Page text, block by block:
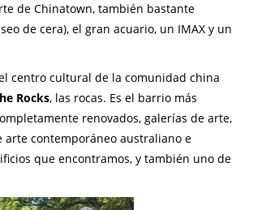
de Chinatown, también bastante
de cera), el gran acuario, un IMAX y un
centro cultural de la comunidad china
Rocks, las rocas. Es el barrio más
renovados, galerías de arte,
arte contemporáneo australiano e
que encontramos, y también uno de